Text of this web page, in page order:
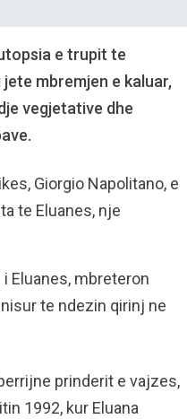
e trupit te
mbremjen e kaluar,
vegjetative dhe
Giorgio Napolitano, e
te Eluanes, nje
Eluanes, mbreteron
te ndezin qirinj ne
prinderit e vajzes,
1992, kur Eluana